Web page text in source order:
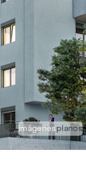
imágenesplanos